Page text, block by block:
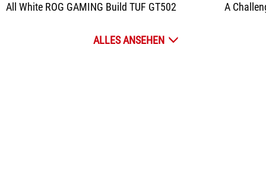
All White ROG GAMING Build TUF GT502 A
ALLES ANSEHEN